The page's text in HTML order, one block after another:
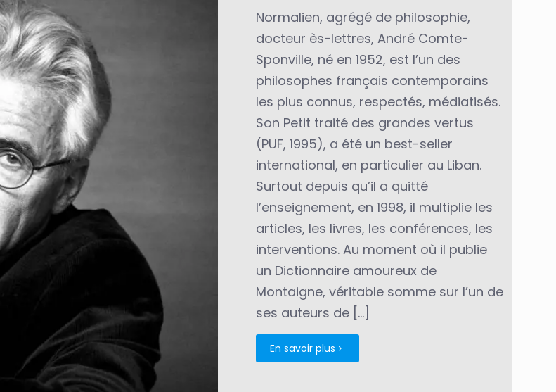
Normalien, agrégé de philosophie,
docteur ès-lettres, André Comte-
Sponville, né en 1952, est l’un des
philosophes français contemporains
les plus connus, respectés, médiatisés.
Son Petit traité des grandes vertus
(PUF, 1995), a été un best-seller
international, en particulier au Liban.
Surtout depuis qu’il a quitté
l’enseignement, en 1998, il multiplie les
articles, les livres, les conférences, les
interventions. Au moment où il publie
un Dictionnaire amoureux de
Montaigne, véritable somme sur l’un de
ses auteurs de […]
En savoir plus